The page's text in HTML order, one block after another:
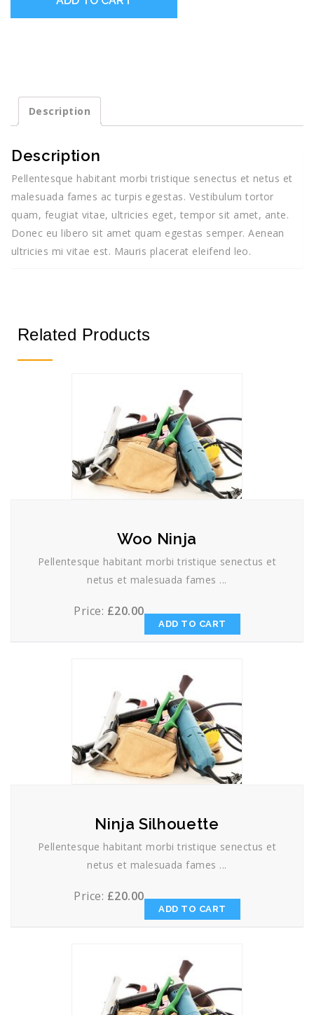
Description
Description
Pellentesque habitant morbi tristique senectus et netus et
malesuada fames ac turpis egestas. Vestibulum tortor
quam, feugiat vitae, ultricies eget, tempor sit amet, ante.
Donec eu libero sit amet quam egestas semper. Aenean
ultricies mi vitae est. Mauris placerat eleifend leo.
Related Products
Woo Ninja
Pellentesque habitant morbi tristique senectus et
netus et malesuada fames ...
Price: £20.00
ADD TO CART
Ninja Silhouette
Pellentesque habitant morbi tristique senectus et
netus et malesuada fames ...
Price: £20.00
ADD TO CART